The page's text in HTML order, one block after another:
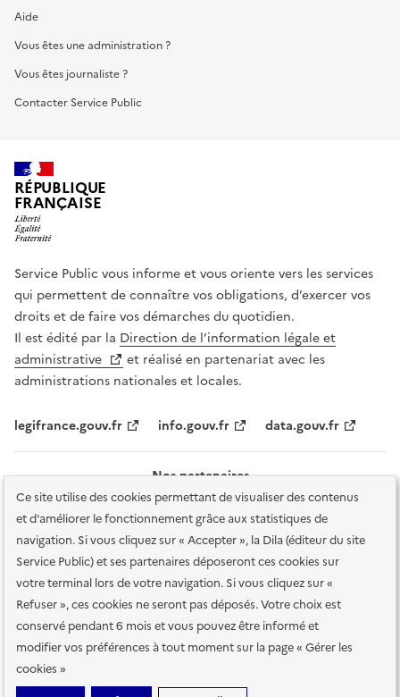
Ce site utilise des cookies permettant de visualiser des contenus
et d'améliorer le fonctionnement grâce aux statistiques de
navigation. Si vous cliquez sur « Accepter », la Dila (éditeur du site
Service Public) et ses partenaires déposeront ces cookies sur
votre terminal lors de votre navigation. Si vous cliquez sur «
Refuser », ces cookies ne seront pas déposés. Votre choix est
conservé pendant 6 mois et vous pouvez être informé et
modifier vos préférences à tout moment sur la page « Gérer les
cookies »
Aide
Vous êtes une administration ?
Vous êtes journaliste ?
Contacter Service Public
RÉPUBLIQUE
FRANÇAISE
Service Public vous informe et vous oriente vers les services
qui permettent de connaître vos obligations, d’exercer vos
droits et de faire vos démarches du quotidien.
Il est édité par la Direction de l’information légale et
administrative
et réalisé en partenariat avec les
administrations nationales et locales.
legifrance.gouv.fr info.gouv.fr data.gouv.fr
Nos partenaires
Plan du site Accessibilité : totalement conforme
Accessibilité des
services en ligne Mentions légales Données personnelles et sécurité
Conditions générales d'utilisation Gestion des cookies
Sauf mention contraire, tous les contenus de ce site sont sous